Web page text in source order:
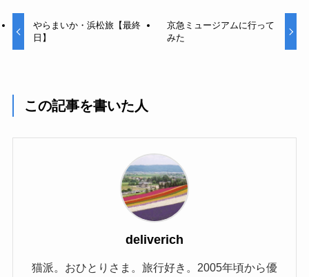
やらまいか・浜松旅【最終
日】
京急ミュージアムに行って
みた
この記事を書いた人
deliverich
猫派。おひとりさま。旅行好き。2005年頃から優